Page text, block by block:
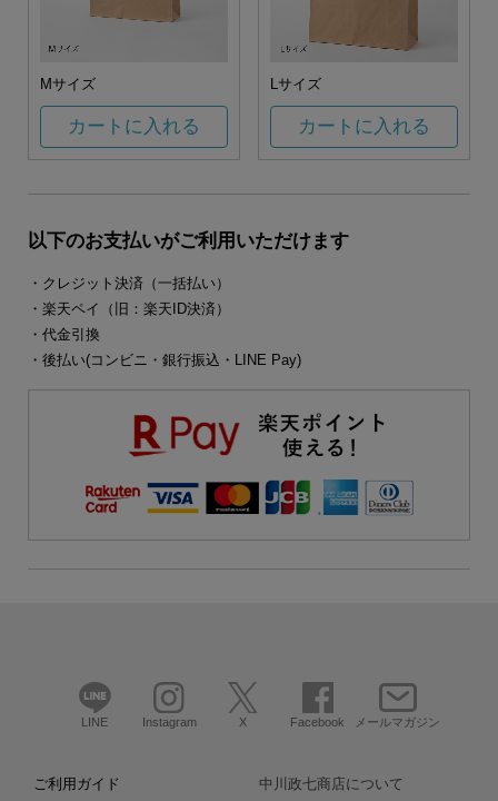
Mサイズ
カートに入れる
Lサイズ
カートに入れる
以下のお支払いがご利用いただけます
・クレジット決済（一括払い）
・楽天ペイ（旧：楽天ID決済）
・代金引換
・後払い(コンビニ・銀行振込・LINE Pay)
LINE Instagram X Facebook メールマガジン
ご利用ガイド 中川政七商店について